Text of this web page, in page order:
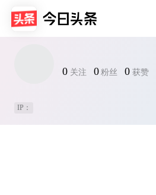
0 关注 0 粉丝 0 获赞
IP：